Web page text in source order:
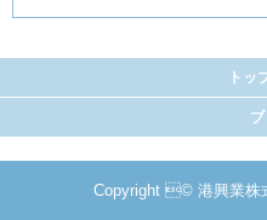
トッ
Copyright © 港興業株